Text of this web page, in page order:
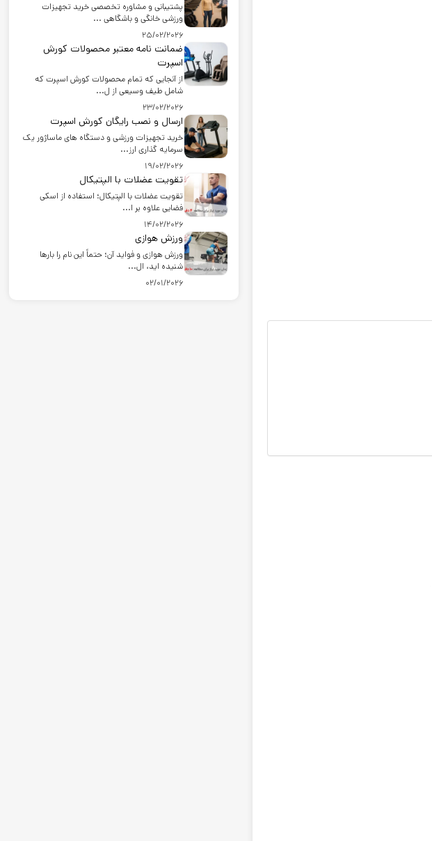
پشتیبانی و مشاوره تخصصی خرید تجهیزات
ورزشی خانگی و باشگاهی ...
25/02/2026
ضمانت نامه معتبر محصولات کورش
اسپرت
از آنجایی که تمام محصولات کورش اسپرت که
شامل طیف وسیعی از ل...
23/02/2026
ارسال و نصب رایگان کورش اسپرت
خرید تجهیزات ورزشی و دستگاه های ماساژور یک
سرمایه گذاری ارز...
19/02/2026
تقویت عضلات با الپتیکال
تقویت عضلات با الپتیکال؛ استفاده از اسکی
فضایی علاوه بر ا...
14/02/2026
ورزش هوازی
ورزش هوازی و فواید آن؛ حتماً این نام را بارها
شنیده اید، ال...
02/01/2026